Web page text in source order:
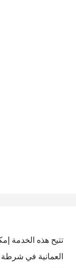
تتيح هذه الخدمة
العمانية في